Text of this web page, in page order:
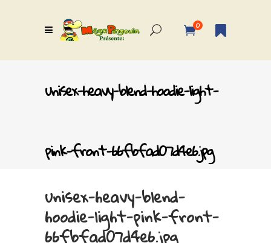
0
unisex-heavy-blend-hoodie-light-
pink-front-66fbfad07d4e6.jpg
unisex-heavy-blend-
hoodie-light-pink-front-
66fbfad07d4e6.jpg